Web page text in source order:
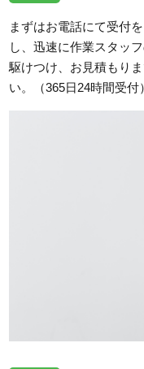
まずはお電話にて受付
し、迅速に作業スタッ
駆けつけ、お見積もり
い。（365日24時間受付）